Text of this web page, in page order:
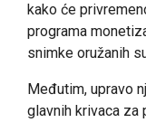
kako će
programa
snimke oružanih
Međutim, upravo
glavnih krivaca za